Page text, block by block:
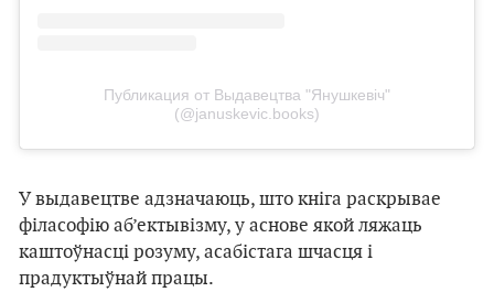
Публикация от Выдавецтва "Янушкевіч"
(@januskevic.books)
У выдавецтве адзначаюць, што кніга раскрывае
філасофію аб’ектывізму, у аснове якой ляжаць
каштоўнасці розуму, асабістага шчасця і
прадуктыўнай працы.